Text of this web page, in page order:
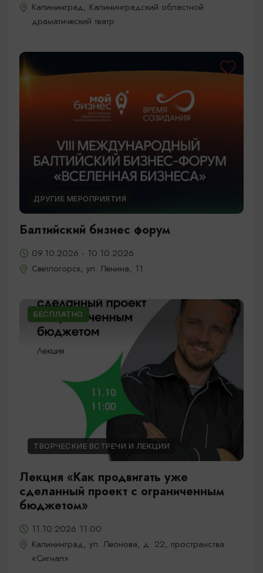
Калининград, Калининградский областной
драматический театр
ДРУГИЕ МЕРОПРИЯТИЯ
Балтийский бизнес форум
09.10.2026 - 10.10.2026
Светлогорск, ул. Ленина, 11
БЕСПЛАТНО
ТВОРЧЕСКИЕ ВСТРЕЧИ И ЛЕКЦИИ
Лекция «Как продвигать уже
сделанный проект с ограниченным
бюджетом»
11.10.2026 11:00
Калининград, ул. Леонова, д. 22, пространства
«Сигнал»